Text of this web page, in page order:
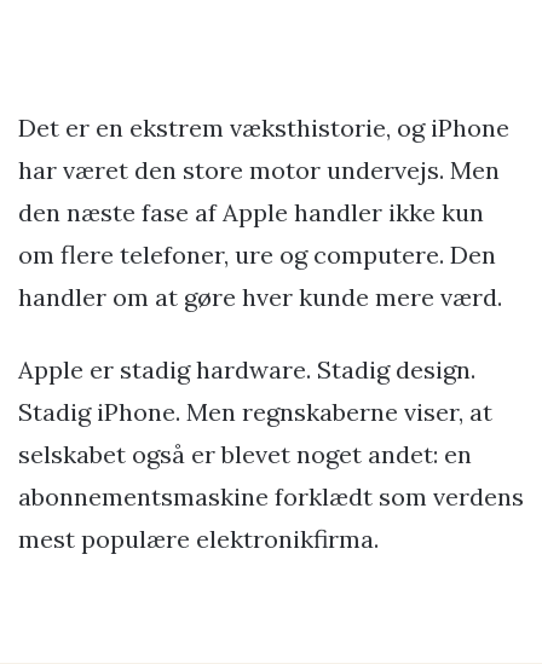
Det er en ekstrem væksthistorie, og iPhone
har været den store motor undervejs. Men
den næste fase af Apple handler ikke kun
om flere telefoner, ure og computere. Den
handler om at gøre hver kunde mere værd.
Apple er stadig hardware. Stadig design.
Stadig iPhone. Men regnskaberne viser, at
selskabet også er blevet noget andet: en
abonnementsmaskine forklædt som verdens
mest populære elektronikfirma.